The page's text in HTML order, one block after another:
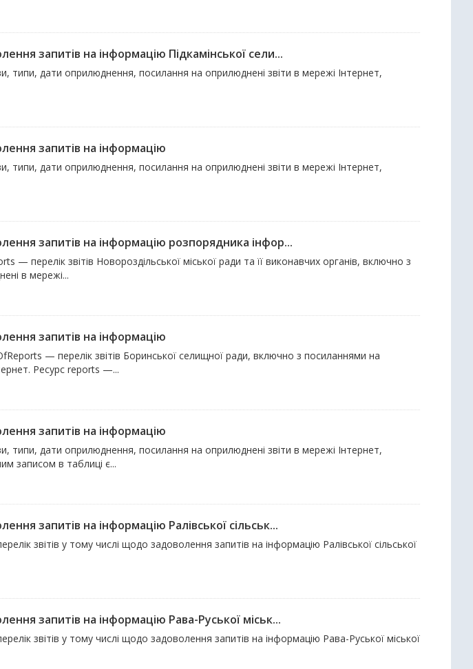
запитів на інформацію Підкамінської сели...
типи, дати оприлюднення, посилання на оприлюднені звіти в мережі Інтернет,
запитів на інформацію
типи, дати оприлюднення, посилання на оприлюднені звіти в мережі Інтернет,
запитів на інформацію розпорядника інфор...
— перелік звітів Новороздільської міської ради та її виконавчих органів, включно з
в мережі...
запитів на інформацію
— перелік звітів Боринської селищної ради, включно з посиланнями на
Ресурс reports —...
запитів на інформацію
типи, дати оприлюднення, посилання на оприлюднені звіти в мережі Інтернет,
записом в таблиці є...
запитів на інформацію Ралівської сільськ...
звітів у тому числі щодо задоволення запитів на інформацію Ралівської сільської
запитів на інформацію Рава-Руської міськ...
звітів у тому числі щодо задоволення запитів на інформацію Рава-Руської міської